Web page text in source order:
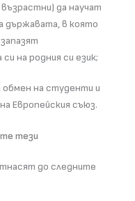
да научат
държавата, в която
на родния си език;
на студенти и
Европейския съюз.
тези
до следните